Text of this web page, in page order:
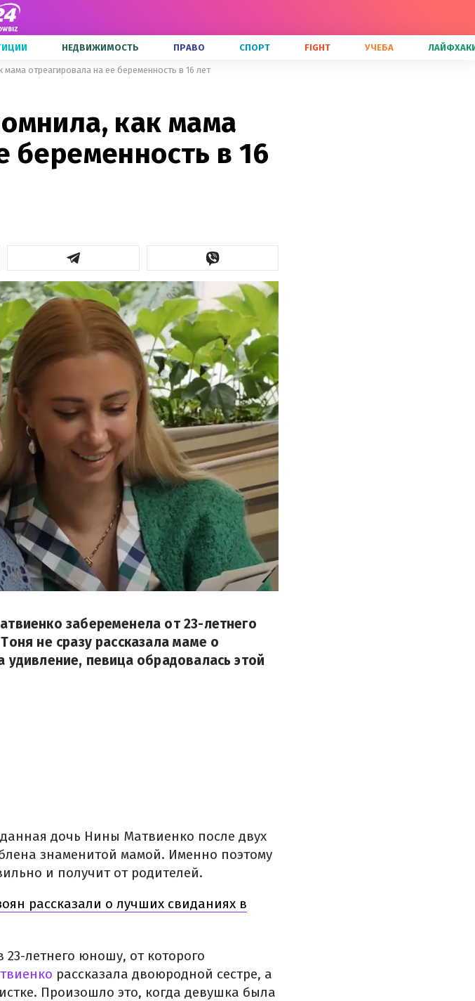
НЕДВИЖИМОСТЬ ПРАВО СПОРТ FIGHT УЧЕБА
отреагировала на ее беременность в 16 лет
как мама
беременность в 16
забеременела от 23-летнего
не сразу рассказала маме о
певица обрадовалась этой
дочь Нины Матвиенко после двух
знаменитой мамой. Именно поэтому
и получит от родителей.
рассказали о лучших свиданиях в
летнего юношу, от которого
рассказала двоюродной сестре, а
Произошло это, когда девушка была